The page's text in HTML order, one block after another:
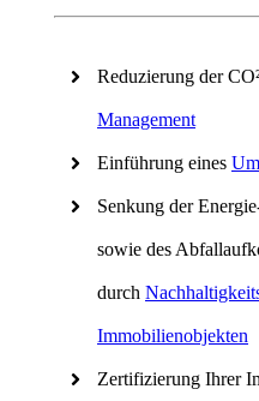
Reduzierung der
Management
Einführung eines
Senkung der
sowie des
durch
Immobilienobjekten
Zertifizierung Ihrer